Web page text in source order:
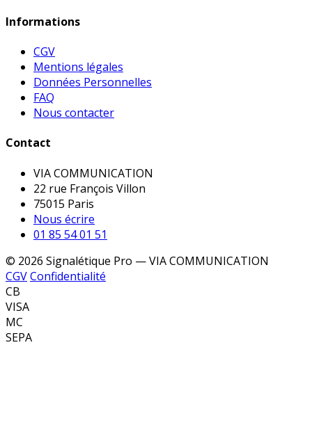
Informations
CGV
Mentions légales
Données Personnelles
FAQ
Nous contacter
Contact
VIA COMMUNICATION
22 rue François Villon
75015 Paris
Nous écrire
01 85 54 01 51
© 2026 Signalétique Pro — VIA COMMUNICATION
CGVConfidentialité
CB
VISA
MC
SEPA